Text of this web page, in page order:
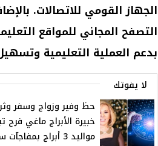
الجهاز القومي للاتصالات.
التصفح المجاني للمواقع
بدعم العملية التعليمية
لا يفوتك
حظ وفير وزواج وسفر
خبيرة الأبراج ماغي فرح
مواليد 3 أبراج بمفاجآت سارة